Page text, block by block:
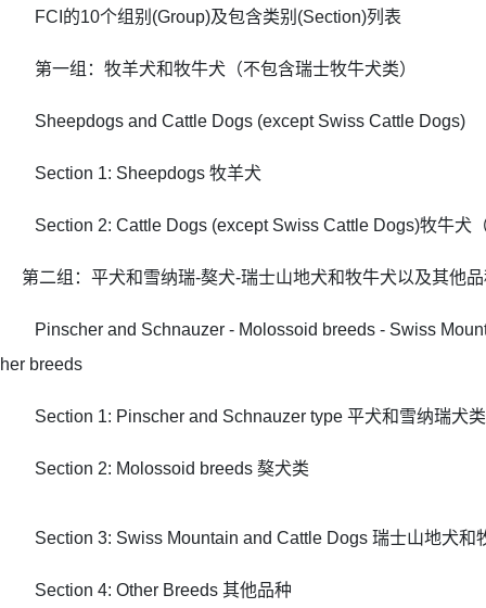
FCI的10个组别(Group)及包含类别(Section)列表
第一组：牧羊犬和牧牛犬（不包含瑞士牧牛犬类）
Sheepdogs and Cattle Dogs (except Swiss Cattle Dogs)
Section 1: Sheepdogs 牧羊犬
Section 2: Cattle Dogs (except Swiss Cattle Dogs)牧牛犬
第二组：平犬和雪纳瑞-獒犬-瑞士山地犬和牧牛犬以及其他
Pinscher and Schnauzer - Molossoid breeds - Swiss
her breeds
Section 1: Pinscher and Schnauzer type 平犬和雪纳瑞犬类
Section 2: Molossoid breeds 獒犬类
Section 3: Swiss Mountain and Cattle Dogs 瑞士山地犬和
Section 4: Other Breeds 其他品种